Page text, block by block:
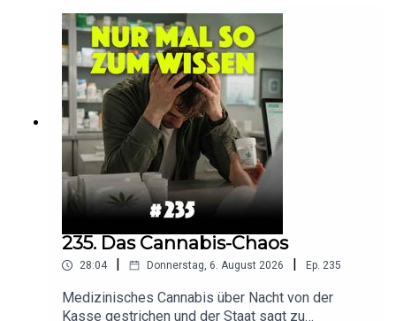
Politik seelenruhig zuschaut, wie das Licht ausgeht.
Jetzt reinhören!
235. Das Cannabis-Chaos
28:04 | Donnerstag, 6. August 2026 | Ep. 235
Medizinisches Cannabis über Nacht von der
Kasse gestrichen und der Staat sagt zu